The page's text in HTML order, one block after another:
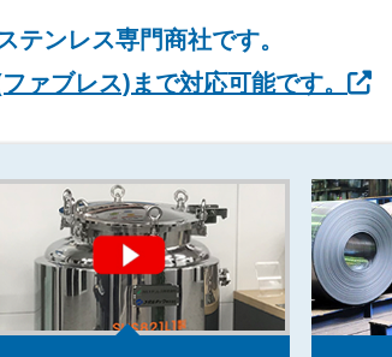
ンレス専門商社です。
ァブレス)まで対応可能です。